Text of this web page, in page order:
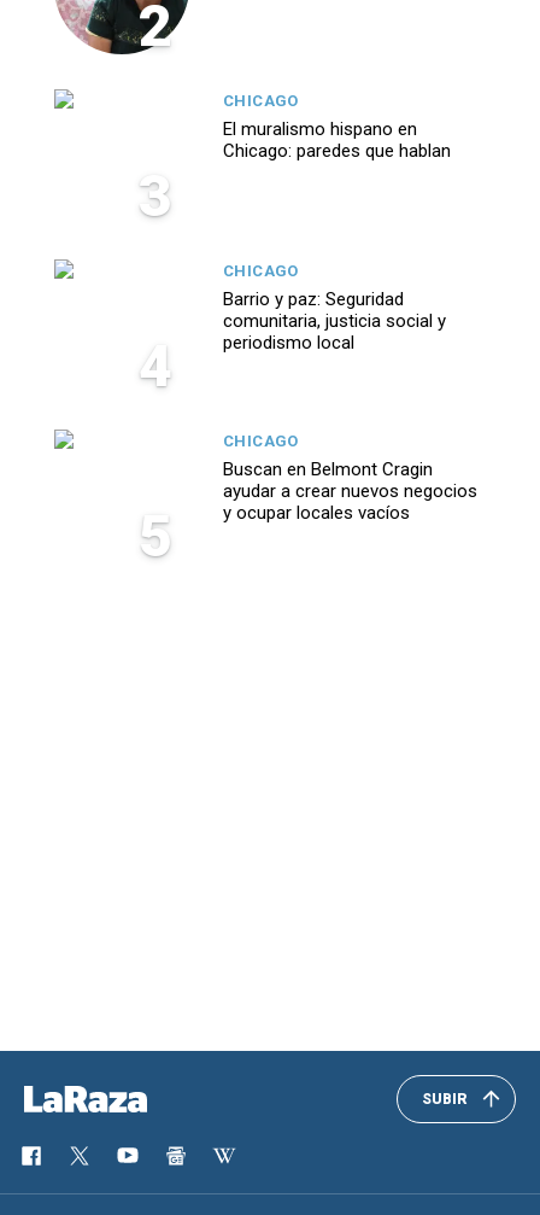
2
3
CHICAGO
El muralismo hispano en
Chicago: paredes que hablan
4
CHICAGO
Barrio y paz: Seguridad
comunitaria, justicia social y
periodismo local
5
CHICAGO
Buscan en Belmont Cragin
ayudar a crear nuevos negocios
y ocupar locales vacíos
SUBIR